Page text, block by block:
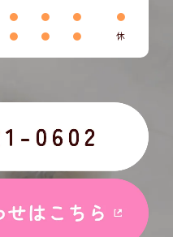
● ● ● ●
● ● ● 休